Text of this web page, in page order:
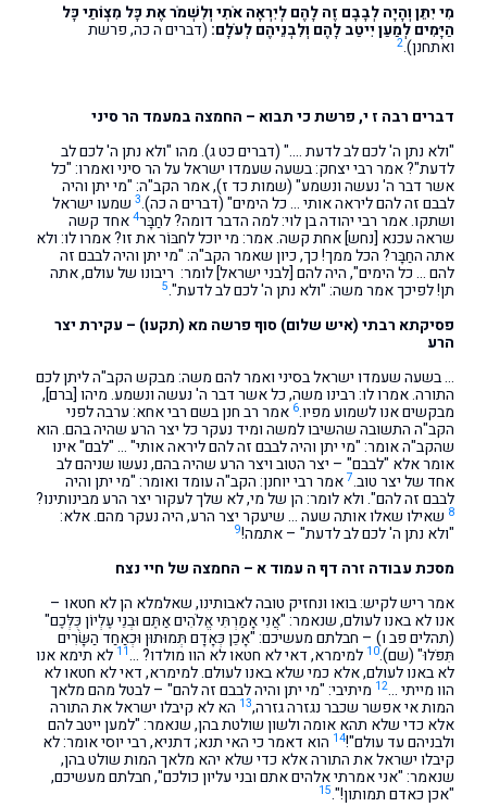
מִי יִתֵּן וְהָיָה לְבָבָם זֶה לָהֶם לְיִרְאָה אֹתִי וְלִשְׁמֹר אֶת כָּל מִצְוֹתַי כָּל
הַיָּמִים לְמַעַן יִיטַב לָהֶם וְלִבְנֵיהֶם לְעֹלָם: (דברים ה כה, פרשת
ואתחנן).2
דברים רבה ז י, פרשת כי תבוא – החמצה במעמד הר סיני
"ולא נתן ה' לכם לב לדעת …." (דברים כט ג). מהו "ולא נתן ה' לכם לב
לדעת"? אמר רבי יצחק: בשעה שעמדו ישראל על הר סיני ואמרו: "כל
אשר דבר ה' נעשה ונשמע" (שמות כד ז), אמר הקב"ה: "מי יתן והיה
לבבם זה להם ליראה אותי … כל הימים" (דברים ה כה).3 שמעו ישראל
ושתקו. אמר רבי יהודה בן לוי: למה הדבר דומה? לחַבָּר4 אחד קשה
שראה עכנא [נחש] אחת קשה. אמר: מי יוכל לחבּוֹר את זו? אמרו לו: ולא
אתה החַבָּר? הכל ממך! כך, כיון שאמר הקב"ה: "מי יתן והיה לבבם זה
להם … כל הימים", היה להם [לבני ישראל] לומר: ריבונו של עולם, אתה
תן! לפיכך אמר משה: "ולא נתן ה' לכם לב לדעת".5
פסיקתא רבתי (איש שלום) סוף פרשה מא (תקעו) – עקירת יצר
הרע
… בשעה שעמדו ישראל בסיני ואמר להם משה: מבקש הקב"ה ליתן לכם
התורה. אמרו לו: רבינו משה, כל אשר דבר ה' נעשה ונשמע. מיהו [ברם],
מבקשים אנו לשמוע מפיו.6 אמר רב חנן בשם רבי אחא: ערבה לפני
הקב"ה התשובה שהשיבו למשה ומיד נעקר כל יצר הרע שהיה בהם. הוא
שהקב"ה אומר: "מי יתן והיה לבבם זה להם ליראה אותי" … "לבם" אינו
אומר אלא "לבבם" – יצר הטוב ויצר הרע שהיה בהם, נעשו שניהם לב
אחד של יצר טוב.7 אמר רבי יוחנן: הקב"ה עומד ואומר: "מי יתן והיה
לבבם זה להם". ולא לומר: הן של מי, לא שלך לעקור יצר הרע מבינותינו?
8 שאילו שאלו אותה שעה … שיעקר יצר הרע, היה נעקר מהם. אלא:
"ולא נתן ה' לכם לב לדעת" – אתמה!9
מסכת עבודה זרה דף ה עמוד א – החמצה של חיי נצח
אמר ריש לקיש: בואו ונחזיק טובה לאבותינו, שאלמלא הן לא חטאו –
אנו לא באנו לעולם, שנאמר: "אֲנִי אָמַרְתִּי אֱלֹהִים אַתֶּם וּבְנֵי עֶלְיוֹן כֻּלְּכֶם"
(תהלים פב ו) – חבלתם מעשיכם: "אָכֵן כְּאָדָם תְּמוּתוּן וּכְאַחַד הַשָּׂרִים
תִּפֹּלוּ" (שם).10 למימרא, דאי לא חטאו לא הוו מולדו? …11 לא תימא אנו
לא באנו לעולם, אלא כמי שלא באנו לעולם. למימרא, דאי לא חטאו לא
הוו מייתי …12 מיתיבי: "מי יתן והיה לבבם זה להם" – לבטל מהם מלאך
המות אי אפשר שכבר נגזרה גזרה,13 הא לא קיבלו ישראל את התורה
אלא כדי שלא תהא אומה ולשון שולטת בהן, שנאמר: "למען ייטב להם
ולבניהם עד עולם"!14 הוא דאמר כי האי תנא; דתניא, רבי יוסי אומר: לא
קיבלו ישראל את התורה אלא כדי שלא יהא מלאך המות שולט בהן,
שנאמר: "אני אמרתי אלהים אתם ובני עליון כולכם", חבלתם מעשיכם,
"אכן כאדם תמותון!".15